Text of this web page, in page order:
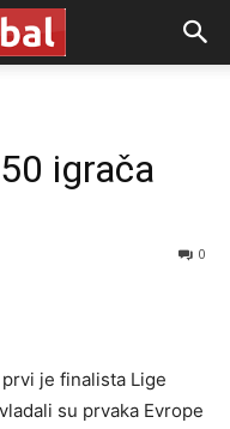
igrača
0
je finalista Lige
su prvaka Evrope